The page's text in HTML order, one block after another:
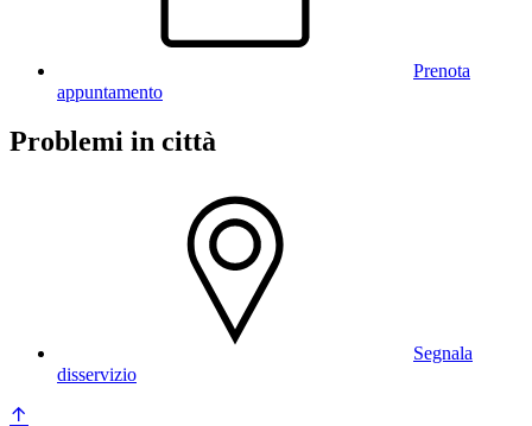
Prenota
appuntamento
Problemi in città
Segnala
disservizio